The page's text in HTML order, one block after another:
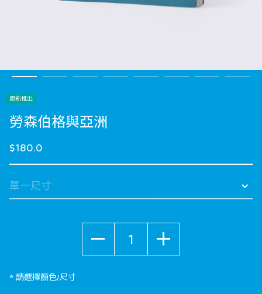
最新推出
勞森伯格與亞洲
$180.0
* 請選擇顏色/尺寸